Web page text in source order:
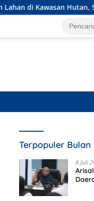
Status Masih Diproses
Terpopuler Bulan
8 Juli